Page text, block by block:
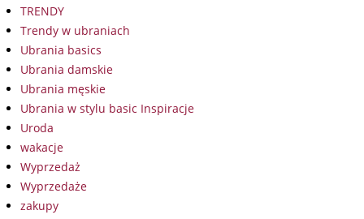
TRENDY
Trendy w ubraniach
Ubrania basics
Ubrania damskie
Ubrania męskie
Ubrania w stylu basic Inspiracje
Uroda
wakacje
Wyprzedaż
Wyprzedaże
zakupy